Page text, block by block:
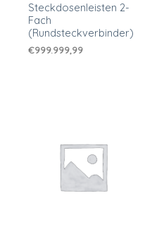
Steckdosenleisten 2-
Fach
(Rundsteckverbinder)
€999.999,99